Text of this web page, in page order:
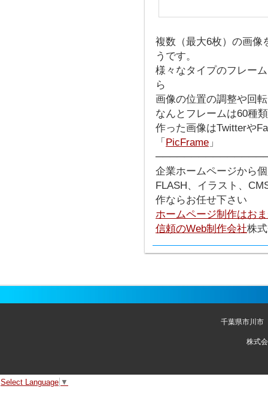
複数（最大6枚）の画像
うです。
様々なタイプのフレー
ら
画像の位置の調整や回
なんとフレームは60種
作った画像はTwitterや
「 PicFrame 」
企業ホームページから
FLASH、イラスト、
作ならお任せ下さい
ホームページ制作はお
信頼のWeb制作会社株
千葉県市川市
株式
Select Language ▼